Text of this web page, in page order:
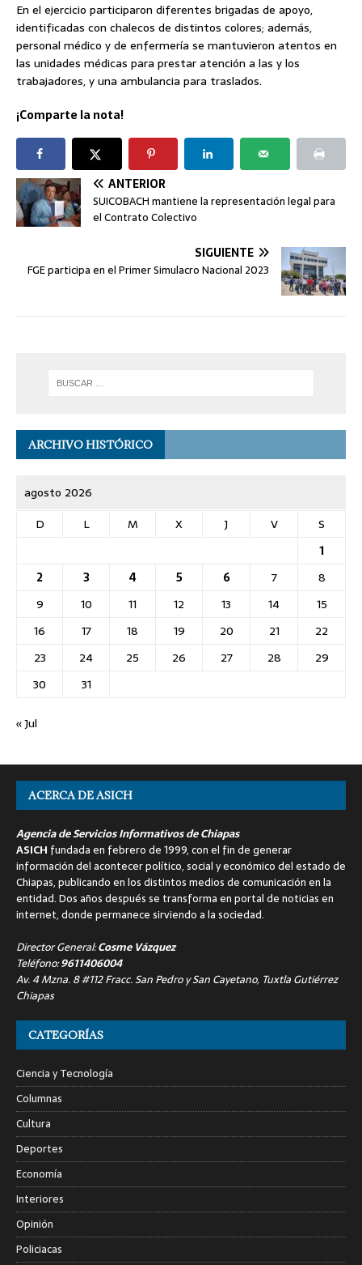
En el ejercicio participaron diferentes brigadas de apoyo,
identificadas con chalecos de distintos colores; además,
personal médico y de enfermería se mantuvieron atentos en
las unidades médicas para prestar atención a las y los
trabajadores, y una ambulancia para traslados.
¡Comparte la nota!
ANTERIOR
SUICOBACH mantiene la representación legal para
el Contrato Colectivo
SIGUIENTE
FGE participa en el Primer Simulacro Nacional 2023
ARCHIVO HISTÓRICO
agosto 2026
D
L M X J V
S
1
2
3 4 5 6 7
8
9
10 11 12 13 14
15
16
17 18 19 20 21
22
23
24 25 26 27 28
29
30
31
« Jul
ACERCA DE ASICH
Agencia de Servicios Informativos de Chiapas
ASICH fundada en febrero de 1999, con el fin de generar
información del acontecer político, social y económico del estado de
Chiapas, publicando en los distintos medios de comunicación en la
entidad. Dos años después se transforma en portal de noticias en
internet, donde permanece sirviendo a la sociedad.
Director General:Cosme Vázquez
Teléfono:9611406004
Av. 4 Mzna. 8 #112 Fracc. San Pedro y San Cayetano, Tuxtla Gutiérrez
Chiapas
CATEGORÍAS
Ciencia y Tecnología
Columnas
Cultura
Deportes
Economía
Interiores
Opinión
Policiacas